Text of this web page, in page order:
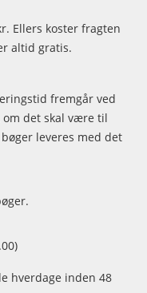
Ellers koster fragten
altid gratis.
fremgår ved
om det skal være til
leveres med det
hverdage inden 48